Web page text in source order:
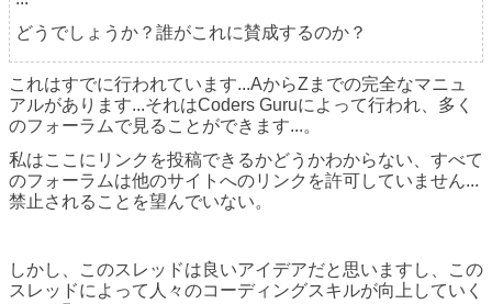
どうでしょうか？誰がこれに賛成するのか？
これはすでに行われています...AからZまでの完全なマニュ
アルがあります...それはCoders Guruによって行われ、多く
のフォーラムで見ることができます...。
私はここにリンクを投稿できるかどうかわからない、すべて
のフォーラムは他のサイトへのリンクを許可していません...
禁止されることを望んでいない。
しかし、このスレッドは良いアイデアだと思いますし、この
スレッドによって人々のコーディングスキルが向上していく